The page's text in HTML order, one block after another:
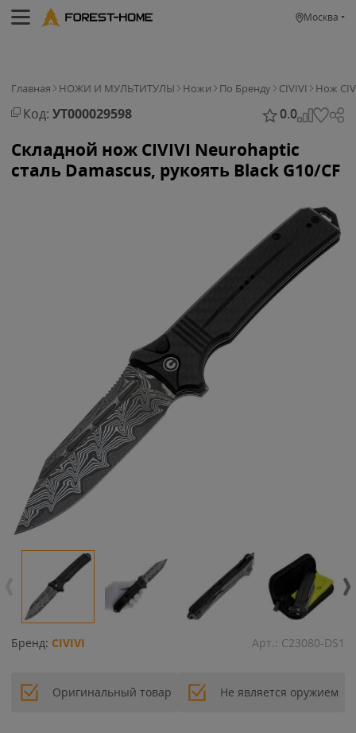
Москва
Главная НОЖИ И МУЛЬТИТУЛЫ Ножи По Бренду CIVIVI Нож
Код: УТ000029598 0.0
Складной нож CIVIVI Neurohaptic
сталь Damascus, рукоять Black G10/CF
Бренд: CIVIVI Арт.: C23080-DS1
Оригинальный товар Не является оружием